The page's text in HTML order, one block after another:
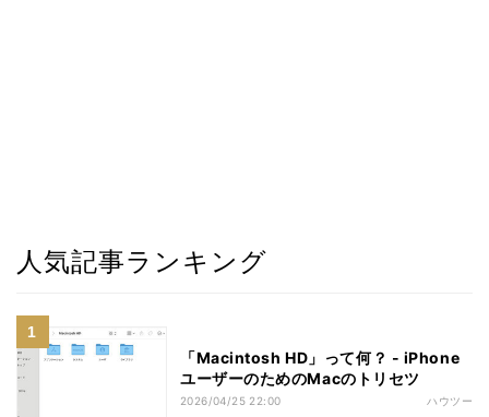
人気記事ランキング
「Macintosh HD」って何？ - iPhone
ユーザーのためのMacのトリセツ
2026/04/25 22:00 ハウツー